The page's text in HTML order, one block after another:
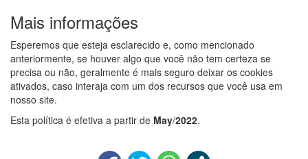
Mais informações
Esperemos que esteja esclarecido e, como mencionado
anteriormente, se houver algo que você não tem certeza se
precisa ou não, geralmente é mais seguro deixar os cookies
ativados, caso interaja com um dos recursos que você usa em
nosso site.
Esta política é efetiva a partir de May/2022.